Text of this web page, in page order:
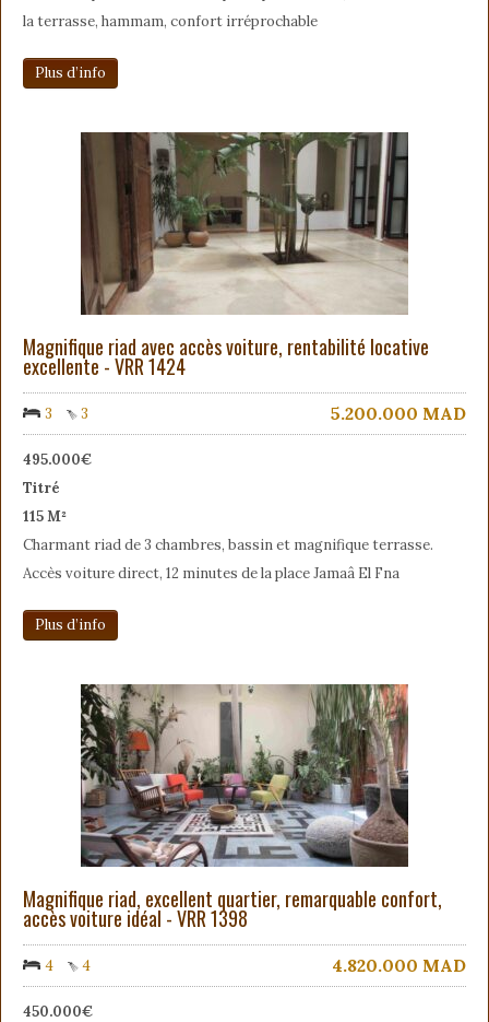
la terrasse, hammam, confort irréprochable
Plus d’info
Magnifique riad avec accès voiture, rentabilité locative
excellente - VRR 1424
3 3 5.200.000 MAD
495.000€
Titré
115 M²
Charmant riad de 3 chambres, bassin et magnifique terrasse.
Accès voiture direct, 12 minutes de la place Jamaâ El Fna
Plus d’info
Magnifique riad, excellent quartier, remarquable confort,
accès voiture idéal - VRR 1398
4 4 4.820.000 MAD
450.000€